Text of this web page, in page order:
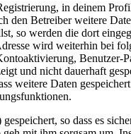
in deinem
den Betreiber weitere
so werden die dort
wird weiterhin bei
und nicht dauerhaft
weitere Daten
so dass es